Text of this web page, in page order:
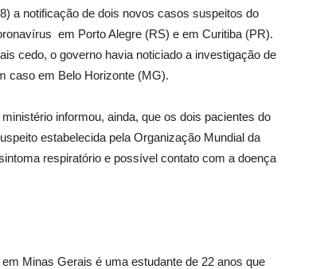
a notificação de dois novos casos suspeitos do
em Porto Alegre (RS) e em Curitiba (PR).
cedo, o governo havia noticiado a investigação de
caso em Belo Horizonte (MG).
informou, ainda, que os dois pacientes do
estabelecida pela Organização Mundial da
respiratório e possível contato com a doença
Minas Gerais é uma estudante de 22 anos que